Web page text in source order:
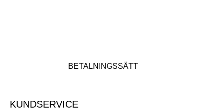
BETALNINGSSÄTT
KUNDSERVICE